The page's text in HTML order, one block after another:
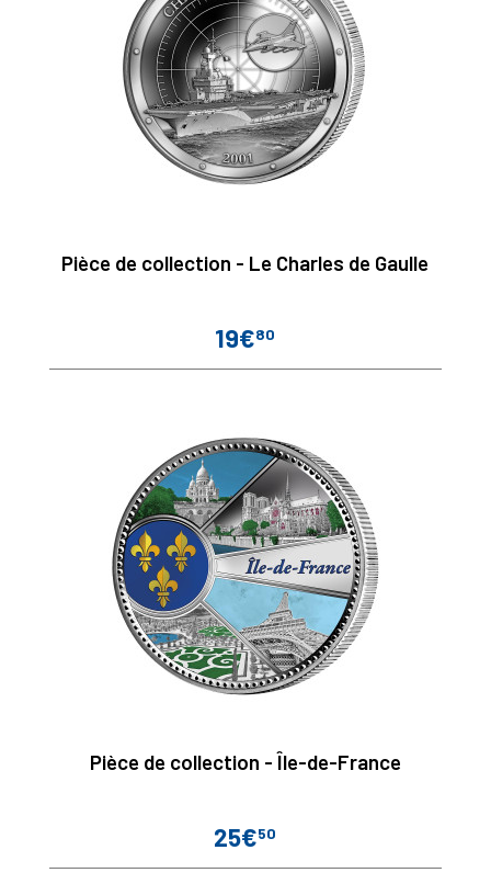
Pièce de collection - Le Charles de Gaulle
Prix
19€80
Pièce de collection - Île-de-France
Prix
25€50